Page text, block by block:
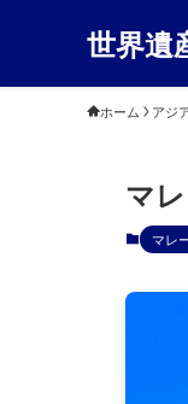
世界遺
ホーム アジ
マ
マレ